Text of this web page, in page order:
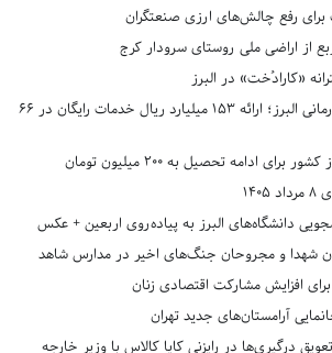
رفع چالش‌های ارزی صنعتگران
«کارادُخت» در البرز
رکوردزنی در عدالت درمانی البرز؛ ارائه ۱۵۳ میلیارد ریال خدمات رایگان در ۶۶
ادامه تحصیل به ۲۰۰ میلیون تومان
دانشگاه‌های البرز به پیاده‌روی اربعین + عکس
شهدا و مجروحان جنگ‌های اخیر در مدارس شاهد
افزایش مشارکت اقتصادی زنان
آرامستان‌های جدید تهران
درگیری‌ها در رایزنی کایا کالاس با وزیر خارجه